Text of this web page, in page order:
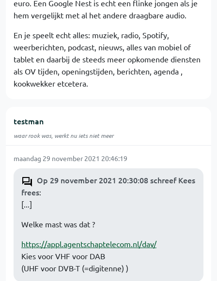
euro. Een Google Nest is echt een flinke jongen als je
hem vergelijkt met al het andere draagbare audio.
En je speelt echt alles: muziek, radio, Spotify,
weerberichten, podcast, nieuws, alles van mobiel of
tablet en daarbij de steeds meer opkomende diensten
als OV tijden, openingstijden, berichten, agenda ,
kookwekker etcetera.
testman
waar rook was, werkt nu iets niet meer
maandag 29 november 2021 20:46:19
Op 29 november 2021 20:30:08 schreef Kees
frees:
[...]
Welke mast was dat ?
https://appl.agentschaptelecom.nl/dav/
Kies voor VHF voor DAB
(UHF voor DVB-T (=digitenne) )